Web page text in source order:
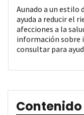
Aunado a un estilo
ayuda a reducir el
afecciones a la
información sobre
consultar para